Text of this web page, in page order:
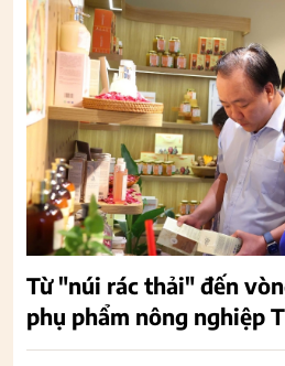
Từ "núi rác thải" đến
phụ phẩm nông nghiệp